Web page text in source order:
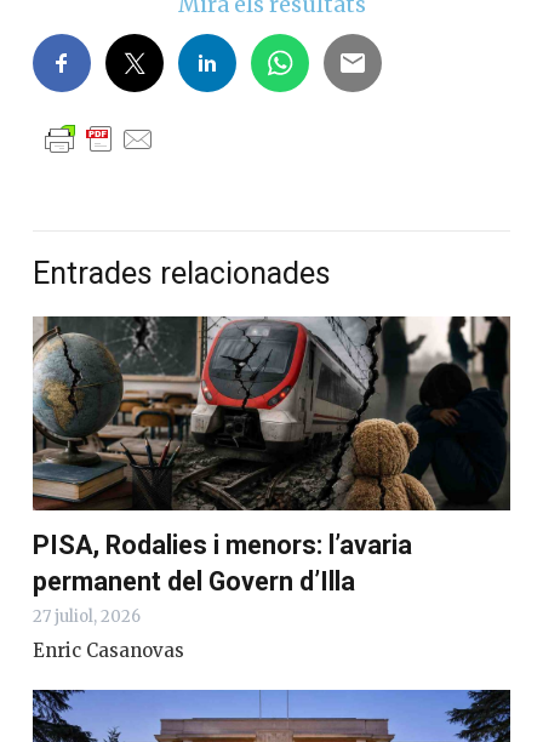
No ho sé
Entrades relacionades
PISA, Rodalies i menors: l’avaria
permanent del Govern d’Illa